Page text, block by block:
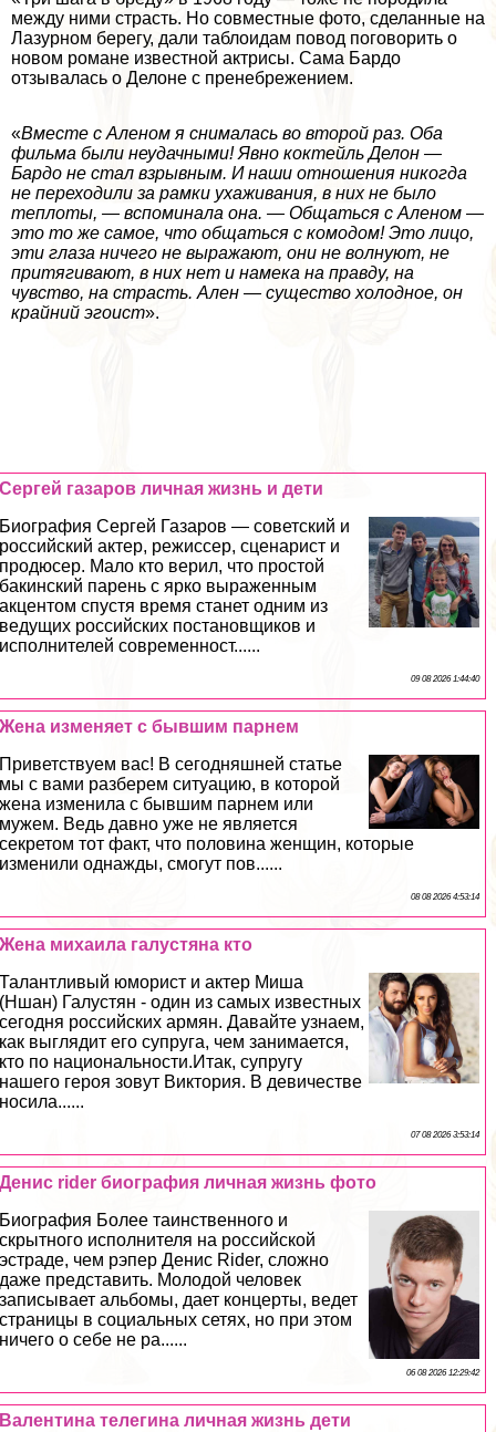
между ними страсть. Но совместные фото, сделанные на
Лазурном берегу, дали таблоидам повод поговорить о
новом романе известной актрисы. Сама Бардо
отзывалась о Делоне с пренебрежением.
«Вместе с Аленом я снималась во второй раз. Оба
фильма были неудачными! Явно коктейль Делон —
Бардо не стал взрывным. И наши отношения никогда
не переходили за рамки ухаживания, в них не было
теплоты, — вспоминала она. — Общаться с Аленом —
это то же самое, что общаться с комодом! Это лицо,
эти глаза ничего не выражают, они не волнуют, не
притягивают, в них нет и намека на правду, на
чувство, на страсть. Ален — существо холодное, он
крайний эгоист».
Сергeй газаров личная жизнь и дети
Биография Сергeй Газаров — советский и
российский актер, режиссер, сценарист и
продюсер. Мало кто верил, что простой
бакинский парень с ярко выраженным
акцентом спустя время станет одним из
ведущих российских постановщиков и
исполнителей современност......
09 08 2026 1:44:40
Жена изменяет с бывшим парнем
Приветствуем вас! В сегодняшней статье
мы с вами разберем ситуацию, в которой
жена изменила с бывшим парнем или
мужем. Ведь давно уже не является
секретом тот факт, что половина женщин, которые
изменили однажды, смогут пов......
08 08 2026 4:53:14
Жена михаила галустяна кто
Талантливый юморист и актер Миша
(Ншан) Галустян - один из самых известных
сегодня российских армян. Давайте узнаем,
как выглядит его супруга, чем занимается,
кто по национальности.Итак, супругу
нашего героя зовут Виктория. В девичестве
носила......
07 08 2026 3:53:14
Денис rider биография личная жизнь фото
Биография Более таинственного и
скрытного исполнителя на российской
эстраде, чем рэпер Денис Rider, сложно
даже представить. Молодой человек
записывает альбомы, дает концерты, ведет
страницы в социальных сетях, но при этом
ничего о себе не ра......
06 08 2026 12:29:42
Валентина телегина личная жизнь дети